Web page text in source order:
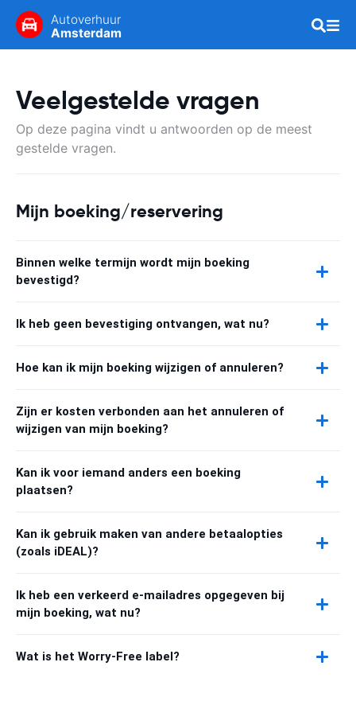
Autoverhuur
Amsterdam
Veelgestelde vragen
Op deze pagina vindt u antwoorden op de meest
gestelde vragen.
Mijn boeking/reservering
Binnen welke termijn wordt mijn boeking
bevestigd?
Ik heb geen bevestiging ontvangen, wat nu?
Hoe kan ik mijn boeking wijzigen of annuleren?
Zijn er kosten verbonden aan het annuleren of
wijzigen van mijn boeking?
Kan ik voor iemand anders een boeking
plaatsen?
Kan ik gebruik maken van andere betaalopties
(zoals iDEAL)?
Ik heb een verkeerd e-mailadres opgegeven bij
mijn boeking, wat nu?
Wat is het Worry-Free label?